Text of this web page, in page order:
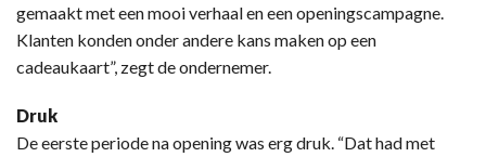
gemaakt met een mooi verhaal en een openingscampagne.
Klanten konden onder andere kans maken op een
cadeaukaart”, zegt de ondernemer.
Druk
De eerste periode na opening was erg druk. “Dat had met